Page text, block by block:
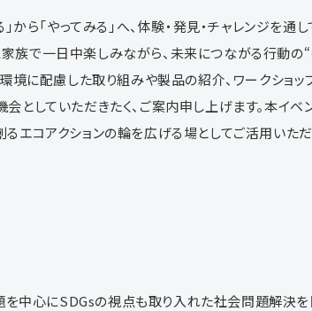
ら「やってみる」へ、体験・発見・チャレンジを通し
族で一日中楽しみながら、未来につながる行動の
境に配慮した取り組みや製品の紹介、ワークショッ
していただきたく、ご案内申し上げます。本イベ
エコアクションの輪を広げる場としてご活用いた
を中心にSDGsの視点も取り入れた社会問題解決を